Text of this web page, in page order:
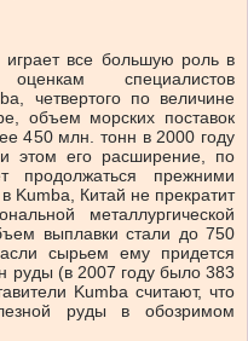
все большую роль в
специалистов
четвертого по величине
объем морских поставок
450 млн. тонн в 2000 году
этом его расширение, по
продолжаться прежними
Kumba, Китай не прекратит
металлургической
выплавки стали до 750
сырьем ему придется
руды (в 2007 году было 383
Kumba считают, что
руды в обозримом